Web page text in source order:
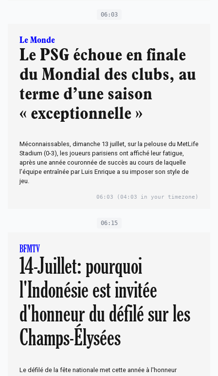
06:03
Le Monde
Le PSG échoue en finale
du Mondial des clubs, au
terme d’une saison
« exceptionnelle »
Méconnaissables, dimanche 13 juillet, sur la pelouse du MetLife
Stadium (0-3), les joueurs parisiens ont affiché leur fatigue,
après une année couronnée de succès au cours de laquelle
l’équipe entraînée par Luis Enrique a su imposer son style de
jeu.
06:03 (04:03 in your timezone)
06:15
BFMTV
14-Juillet: pourquoi
l'Indonésie est invitée
d'honneur du défilé sur les
Champs-Élysées
Le défilé de la fête nationale met cette année à l'honneur